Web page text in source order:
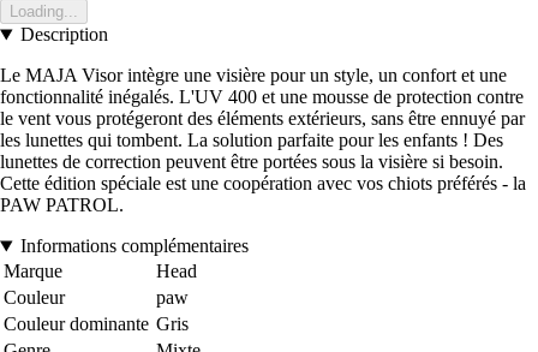
Loading...
Description
Le MAJA Visor intègre une visière pour un style, un confort et une
fonctionnalité inégalés. L'UV 400 et une mousse de protection contre
le vent vous protégeront des éléments extérieurs, sans être ennuyé par
les lunettes qui tombent. La solution parfaite pour les enfants ! Des
lunettes de correction peuvent être portées sous la visière si besoin.
Cette édition spéciale est une coopération avec vos chiots préférés - la
PAW PATROL.
Informations complémentaires
Marque
Head
Couleur
paw
Couleur dominante Gris